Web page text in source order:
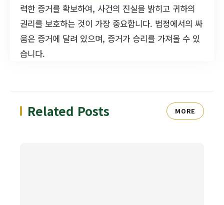
력한 증거를 확보하여, 사건의 진실을 밝히고 귀하의
권리를 보호하는 것이 가장 중요합니다. 법정에서의 싸
움은 증거에 달려 있으며, 증거가 승리를 가져올 수 있
습니다.
Related Posts MORE